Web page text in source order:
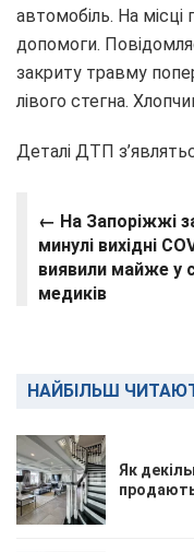
автомобіль. На
допомоги.
закриту травму
лівого стегна.
Деталі ДТП
← На Запоріжжі
минулі вихідні
виявили майже у
медиків
НАЙБІЛЬШ
Як